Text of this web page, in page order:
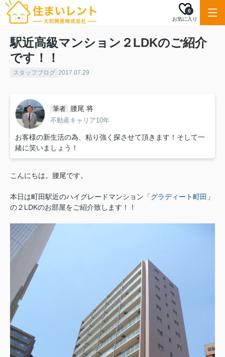
お気に入り
0
駅近高級マンション２LDKのご紹介
です！！
スタッフブログ 2017.07.29
筆者 腰尾 将
不動産キャリア10年
お客様の新生活の為、粘り強く探させて頂きます！そして一
緒に笑いましょう！
こんにちは。腰尾です。
本日は町田駅近のハイグレードマンション「グラディート町田 」
の２LDKのお部屋をご紹介致します！！